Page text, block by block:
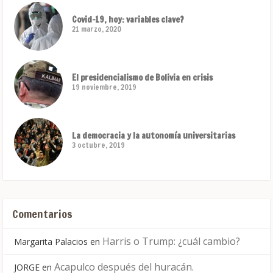
Covid-19, hoy: variables clave?
21 marzo, 2020
El presidencialismo de Bolivia en crisis
19 noviembre, 2019
La democracia y la autonomía universitarias
3 octubre, 2019
Comentarios
Margarita Palacios en Harris o Trump: ¿cuál cambio?
JORGE en Acapulco después del huracán.